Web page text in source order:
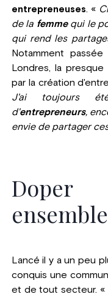
entrepreneuses. «
de la femmequi le
qui rend les
Notamment
Londres, la
par la création
J'ai toujours
d'entrepreneurs,
envie de partager
Doper
ensemble
Lancé il y a un peu
conquis une
et de tout secteur. «